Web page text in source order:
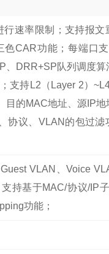
速率限制；支持报文
CAR功能；每端口
、DRR+SP队列调度算
支持L2（Layer 2）
目的MAC地址、源IP地
协议、VLAN的包过滤
VLAN、Voice
持基于MAC/协议/IP
功能；